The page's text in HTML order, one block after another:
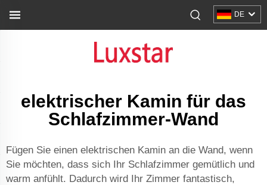
DE
elektrischer Kamin für das
Schlafzimmer-Wand
Fügen Sie einen elektrischen Kamin an die Wand, wenn
Sie möchten, dass sich Ihr Schlafzimmer gemütlich und
warm anfühlt. Dadurch wird Ihr Zimmer fantastisch,